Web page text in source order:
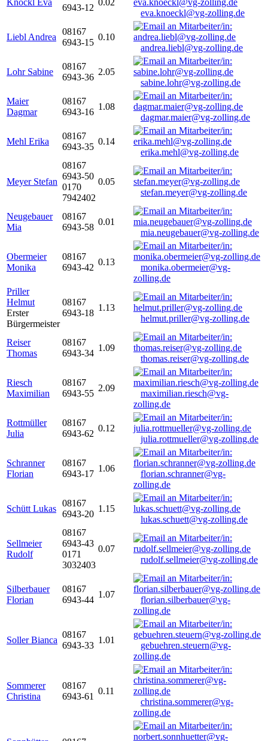
Knöckl Eva
6943-12
0.02
eva.knoeckl@vg-zolling.de
Liebl Andrea
08167
6943-15
0.10
andrea.liebl@vg-zolling.de
Lohr Sabine
08167
6943-36
2.05
sabine.lohr@vg-zolling.de
Maier
Dagmar
08167
6943-16
1.08
dagmar.maier@vg-zolling.de
Mehl Erika
08167
6943-35
0.14
erika.mehl@vg-zolling.de
Meyer Stefan
08167
6943-50
0170
7942402
0.05
stefan.meyer@vg-zolling.de
Neugebauer
Mia
08167
6943-58
0.01
mia.neugebauer@vg-zolling.de
Obermeier
Monika
08167
6943-42
0.13
monika.obermeier@vg-
zolling.de
Priller
Helmut
Erster
Bürgermeister
08167
6943-18
1.13
helmut.priller@vg-zolling.de
Reiser
Thomas
08167
6943-34
1.09
thomas.reiser@vg-zolling.de
Riesch
Maximilian
08167
6943-55
2.09
maximilian.riesch@vg-
zolling.de
Rottmüller
Julia
08167
6943-62
0.12
julia.rottmueller@vg-zolling.de
Schranner
Florian
08167
6943-17
1.06
florian.schranner@vg-
zolling.de
Schütt Lukas
08167
6943-20
1.15
lukas.schuett@vg-zolling.de
Sellmeier
Rudolf
08167
6943-43
0171
3032403
0.07
rudolf.sellmeier@vg-zolling.de
Silberbauer
Florian
08167
6943-44
1.07
florian.silberbauer@vg-
zolling.de
Soller Bianca
08167
6943-33
1.01
gebuehren.steuern@vg-
zolling.de
Sommerer
Christina
08167
6943-61
0.11
christina.sommerer@vg-
zolling.de